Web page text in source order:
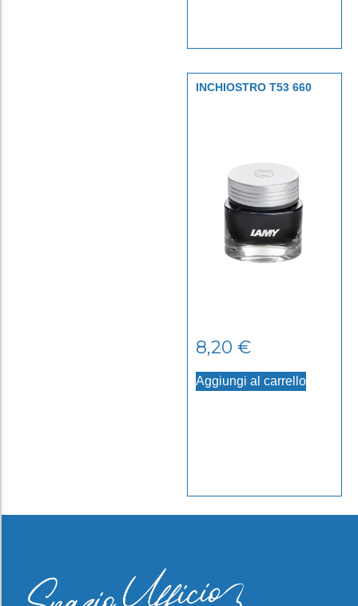
INCHIOSTRO T53 660
8,20 €
Aggiungi al carrello